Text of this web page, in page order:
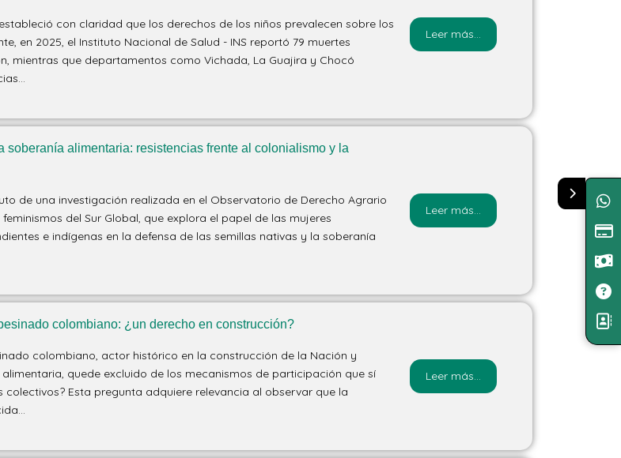
con claridad que los derechos de los niños prevalecen sobre los
en 2025, el Instituto Nacional de Salud - INS reportó 79 muertes
mientras que departamentos como Vichada, La Guajira y Chocó
Leer más...
soberanía alimentaria: resistencias frente al colonialismo y la
de una investigación realizada en el Observatorio de Derecho Agrario
del Sur Global, que explora el papel de las mujeres
e indígenas en la defensa de las semillas nativas y la soberanía
Leer más...
colombiano: ¿un derecho en construcción?
colombiano, actor histórico en la construcción de la Nación y
quede excluido de los mecanismos de participación que sí
Esta pregunta adquiere relevancia al observar que la
Leer más...